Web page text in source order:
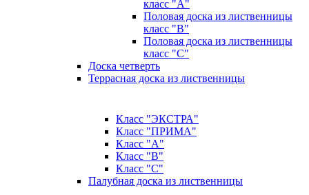
класс "А"
Половая доска из лиственницы
класс "B"
Половая доска из лиственницы
класс "C"
Доска четверть
Террасная доска из лиственницы
Класс "ЭКСТРА"
Класс "ПРИМА"
Класс "А"
Класс "B"
Класс "C"
Палубная доска из лиственницы